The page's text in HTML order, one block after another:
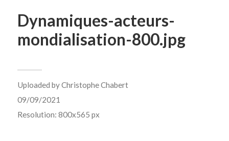
Dynamiques-acteurs-
mondialisation-800.jpg
Uploaded byChristophe Chabert
09/09/2021
Resolution: 800x565 px